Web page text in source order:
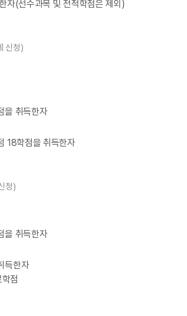
자(선수과목 및 전적학점은 제외)
신청)
을 취득한자
18학점을 취득한자
청)
을 취득한자
득한자
점